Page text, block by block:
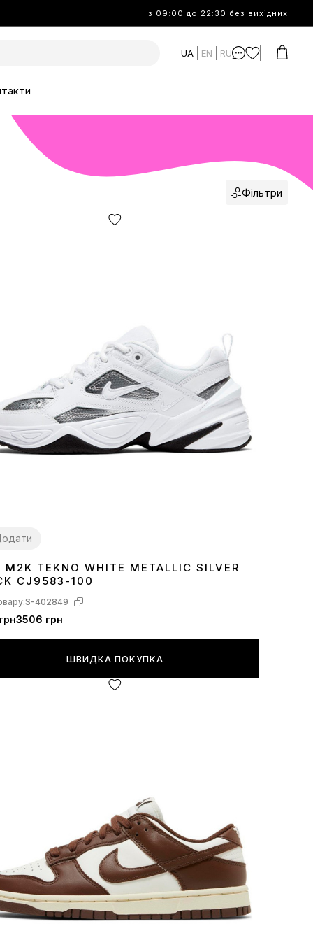
з 09:00 до 22:30 без вихідних
UA EN RU
Фільтри
40 4142 434445
M2K TEKNO WHITE METALLIC SILVER
CJ9583-100
S-402849
3506 грн
ШВИДКА ПОКУПКА